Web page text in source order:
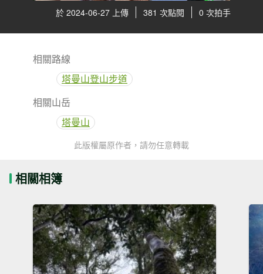
於 2024-06-27 上傳 381 次點閱 0 次拍手
相關路線
塔曼山登山步道
相關山岳
塔曼山
此版權屬原作者，請勿任意轉載
相關相簿